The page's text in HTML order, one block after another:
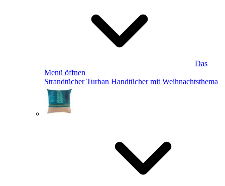
Das
Menü öffnen
Strandtücher Turban Handtücher mit Weihnachtsthema